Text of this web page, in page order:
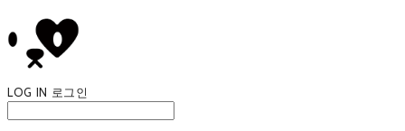
LOG IN 로그인